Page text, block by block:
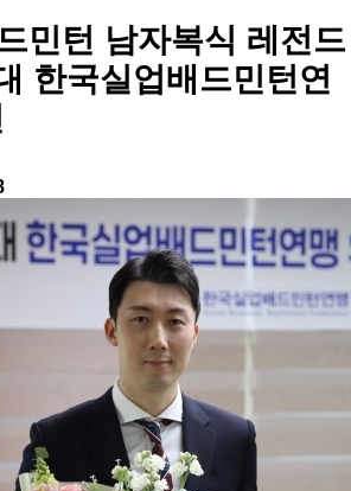
민턴 남자복식 레전드
한국실업배드민턴연